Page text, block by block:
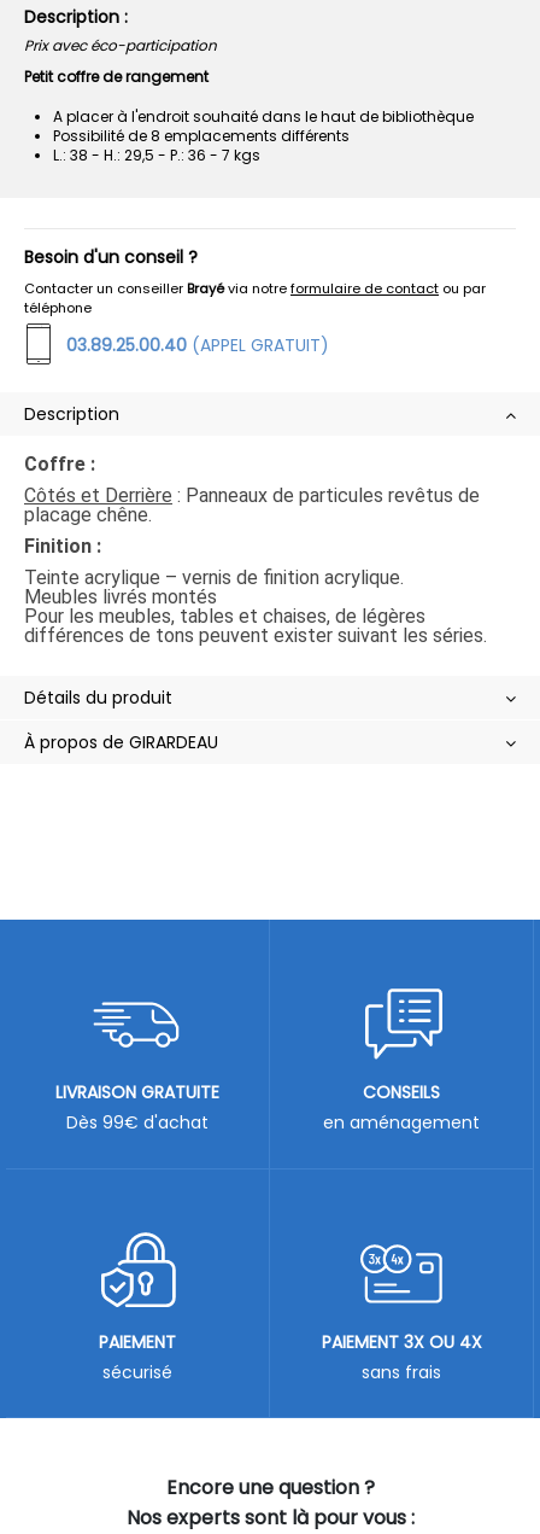
Description :
Prix avec éco-participation
Petit coffre de rangement
A placer à l'endroit souhaité dans le haut de bibliothèque
Possibilité de 8 emplacements différents
L.: 38 - H.: 29,5 - P.: 36 - 7 kgs
Besoin d'un conseil ?
Contacter un conseillerBrayévia notreformulaire de contact ou par
téléphone
03.89.25.00.40 (APPEL GRATUIT)
Description
Coffre :
Côtés et Derrière : Panneaux de particules revêtus de
placage chêne.
Finition :
Teinte acrylique – vernis de finition acrylique.
Meubles livrés montés
Pour les meubles, tables et chaises, de légères
différences de tons peuvent exister suivant les séries.
Détails du produit
À propos de GIRARDEAU
Encore une question ?
Nos experts sont là pour vous :
LIVRAISON GRATUITE
Dès 99€ d'achat
CONSEILS
en aménagement
PAIEMENT
sécurisé
PAIEMENT 3X OU 4X
sans frais